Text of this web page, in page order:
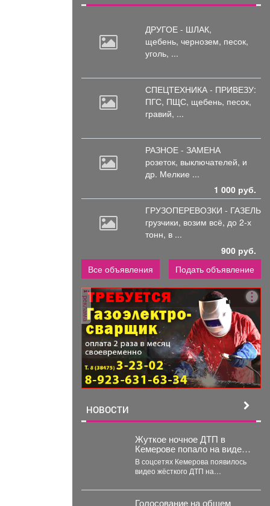
ДРУГОЕ - ШЛАК,
щебень, чернозем, песок,
уголь, ...
СПЕЦТЕХНИКА - ПРИВЕЗУ:
ПГС, ПЩС, щебень, песок,
гравий, ...
РАЗНОЕ - ЗАМЕНА
розеток, выключателей, и
др. Мелкие ...
1 000 руб.
ГРУЗОПЕРЕВОЗКИ - ГАЗЕЛЬ
грузчики, возим всё, до 2-х
тонн, в ...
900 руб.
Все объявления
Подать объявление
реклама
НОВОСТИ
Жуткое ночное ДТП в
Кемерове попало на видео:
что с пострадавшими
В соцсетях Кемерова появилось
видео жёсткого ДТП на
Октябрьский и Ленинградский.
В...
Голосование на общем